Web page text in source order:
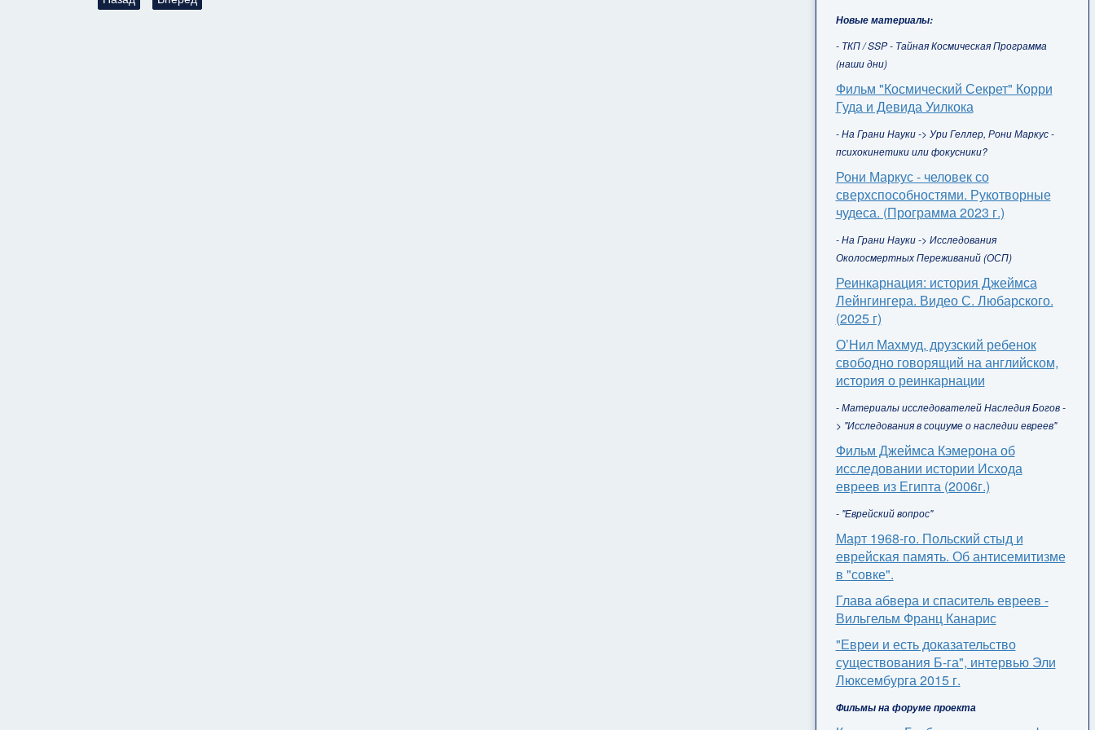
Новые материалы:
- ТКП / SSP - Тайная Космическая Программа
(наши дни)
Фильм "Космический Секрет" Корри
Гуда и Девида Уилкока
- На Грани Науки -> Ури Геллер, Рони Маркус -
психокинетики или фокусники?
Рони Маркус - человек со
сверхспособностями. Рукотворные
чудеса. (Программа 2023 г.)
- На Грани Науки -> Исследования
Околосмертных Переживаний (ОСП)
Реинкарнация: история Джеймса
Лейнгингера. Видео С. Любарского.
(2025 г)
О’Нил Махмуд, друзский ребенок
свободно говорящий на английском,
история о реинкарнации
- Материалы исследователей Наследия Богов -
> "Исследования в социуме о наследии евреев"
Фильм Джеймса Кэмерона об
исследовании истории Исхода
евреев из Египта (2006г.)
- "Еврейский вопрос"
Март 1968-го. Польский стыд и
еврейская память. Об антисемитизме
в "совке".
Глава абвера и спаситель евреев -
Вильгельм Франц Канарис
"Евреи и есть доказательство
существования Б-га", интервью Эли
Люксембурга 2015 г.
Фильмы на форуме проекта